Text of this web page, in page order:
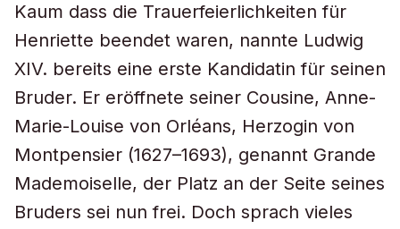
Kaum dass die Trauerfeierlichkeiten für
Henriette beendet waren, nannte Ludwig
XIV. bereits eine erste Kandidatin für seinen
Bruder. Er eröffnete seiner Cousine, Anne-
Marie-Louise von Orléans, Herzogin von
Montpensier (1627–1693), genannt Grande
Mademoiselle, der Platz an der Seite seines
Bruders sei nun frei. Doch sprach vieles